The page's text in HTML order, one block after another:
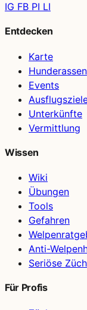
IG FB PI LI
Entdecken
Karte
Hunderassen
Events
Unterkünfte
Vermittlung
Wissen
Wiki
Übungen
Tools
Gefahren
Anti-
Seriöse
Für Profis